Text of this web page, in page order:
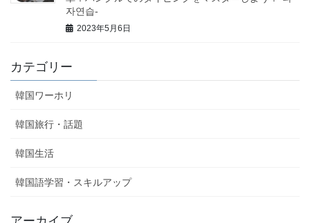
자연습-
2023年5月6日
カテゴリー
韓国ワーホリ
韓国旅行・話題
韓国生活
韓国語学習・スキルアップ